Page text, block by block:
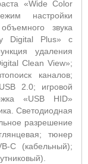
«Wide Color
настройки
звука
Digital Plus» с
удаления
Clean View»;
каналов;
2.0; игровой
«USB HID»
Светодиодная
разрешение
тюнер
C (кабельный);